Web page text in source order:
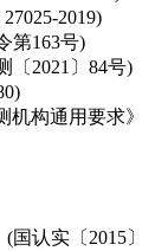
2019)
第163号)
〔2021〕84号)
机构通用要求》
认实〔2015〕